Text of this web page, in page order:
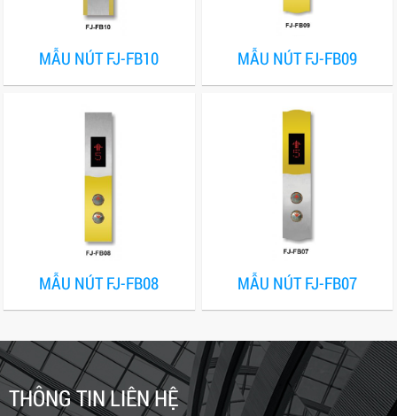
MẪU NÚT FJ-FB10 MẪU NÚT FJ-FB09
MẪU NÚT FJ-FB08 MẪU NÚT FJ-FB07
THÔNG TIN LIÊN HỆ